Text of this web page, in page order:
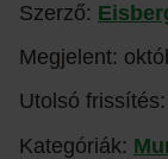
Szerző:
Megjelent:
Utolsó frissítés:
Kategóriák: